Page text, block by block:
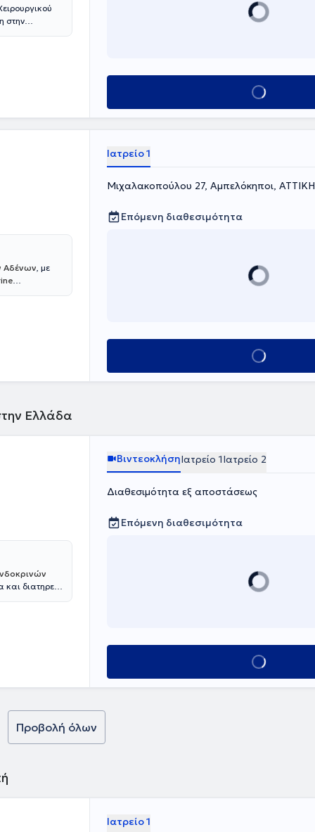
στην
Hospital
του
και
Κλινική
Ιατρικό
Κλείσε ραντεβού
Αδένων, με
Ιατρείο 1
Μιχαλακοπούλου 27, Αμπελόκηποι, ΑΤΤΙΚΗ
Επόμενη διαθεσιμότητα
Κλείσε ραντεβού
Ελλάδα
και διατηρεί
τίτλο του
του
περί των 200
ΒιντεοκλήσηΙατρείο 1Ιατρείο 2
Διαθεσιμότητα εξ αποστάσεως
Επόμενη διαθεσιμότητα
Κλείσε ραντεβού
Προβολή όλων
Ιατρείο 1